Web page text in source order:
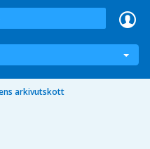
arkivutskott